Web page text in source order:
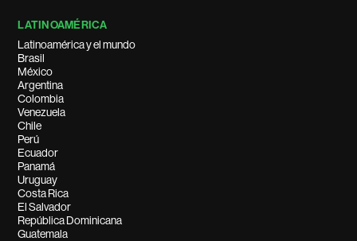
LATINOAMÉRICA
Latinoamérica y el mundo
Brasil
México
Argentina
Colombia
Venezuela
Chile
Perú
Ecuador
Panamá
Uruguay
Costa Rica
El Salvador
República Dominicana
Guatemala